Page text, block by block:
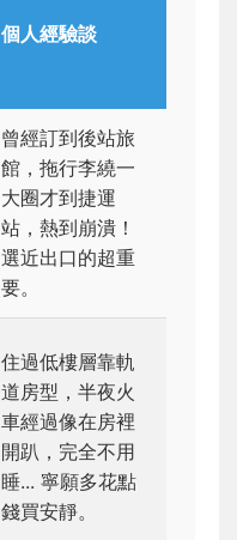
個人經驗談
曾經訂到後站旅
館，拖行李繞一
大圈才到捷運
站，熱到崩潰！
選近出口的超重
要。
住過低樓層靠軌
道房型，半夜火
車經過像在房裡
開趴，完全不用
睡... 寧願多花點
錢買安靜。